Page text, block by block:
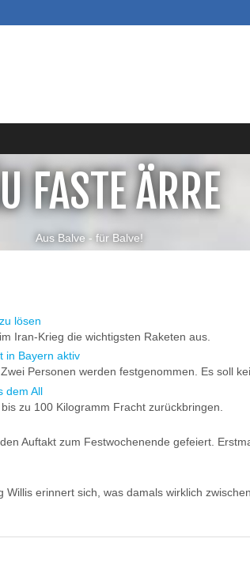
FASTE ÄRRE
Aus Balve - für Balve!
lösen
Iran-Krieg die wichtigsten Raketen aus.
in Bayern aktiv
Personen werden festgenommen. Es soll
dem All
zu 100 Kilogramm Fracht zurückbringen.
Auftakt zum Festwochenende gefeiert.
erinnert sich, was damals wirklich